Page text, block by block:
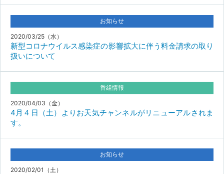
お知らせ
2020/03/25（水）
新型コロナウイルス感染症の影響拡大に伴う料金請求の取り
扱いについて
番組情報
2020/04/03（金）
4月４日（土）よりお天気チャンネルがリニューアルされま
す。
お知らせ
2020/02/01（土）